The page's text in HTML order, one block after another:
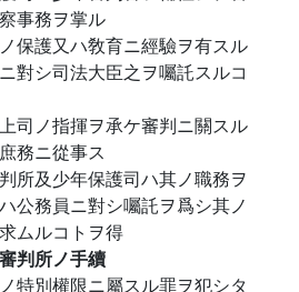
事務ヲ掌ル
保護又ハ敎育ニ經驗ヲ有スル
對シ司法大臣之ヲ囑託スルコ
司ノ指揮ヲ承ケ審判ニ關スル
務ニ從事ス
所及少年保護司ハ其ノ職務ヲ
公務員ニ對シ囑託ヲ爲シ其ノ
ムルコトヲ得
判所ノ手續
特別權限ニ屬スル罪ヲ犯シタ